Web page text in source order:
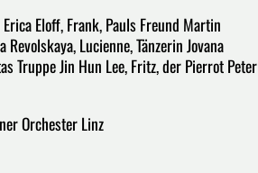
Eloff, Frank, Pauls Freund Martin
Lucienne, Tänzerin Jovana
Truppe Jin Hun Lee, Fritz, der Pierrot Peter
Orchester Linz